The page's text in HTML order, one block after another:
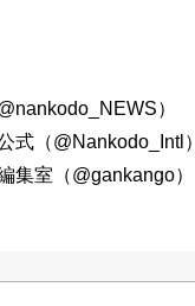
）
式（@Nankodo_Intl）
集室（@gankango）